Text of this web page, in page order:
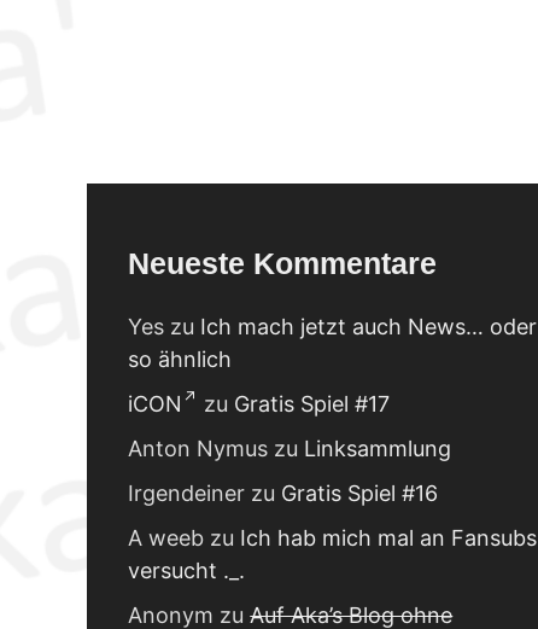
Neueste Kommentare
Yes zu Ich mach jetzt auch News… oder
so ähnlich
iCON
zu Gratis Spiel #17
Anton Nymus zu Linksammlung
Irgendeiner zu Gratis Spiel #16
A weeb zu Ich hab mich mal an Fansubs
versucht ._.
Anonym zuAuf Aka’s Blog ohne